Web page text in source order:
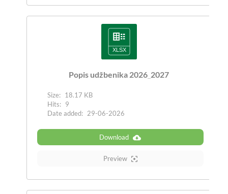
Popis udžbenika 2026_2027
Size: 18.17 KB
Hits: 9
Date added: 29-06-2026
Download
Preview